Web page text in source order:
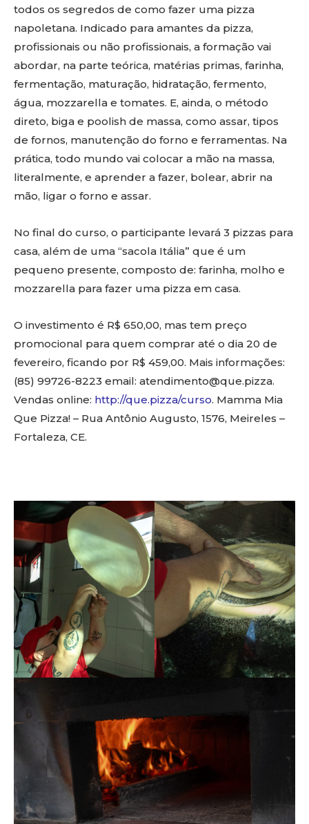
todos os segredos de como fazer uma pizza
napoletana. Indicado para amantes da pizza,
profissionais ou não profissionais, a formação vai
abordar, na parte teórica, matérias primas, farinha,
fermentação, maturação, hidratação, fermento,
água, mozzarella e tomates. E, ainda, o método
direto, biga e poolish de massa, como assar, tipos
de fornos, manutenção do forno e ferramentas. Na
prática, todo mundo vai colocar a mão na massa,
literalmente, e aprender a fazer, bolear, abrir na
mão, ligar o forno e assar.
No final do curso, o participante levará 3 pizzas para
casa, além de uma “sacola Itália” que é um
pequeno presente, composto de: farinha, molho e
mozzarella para fazer uma pizza em casa.
O investimento é R$ 650,00, mas tem preço
promocional para quem comprar até o dia 20 de
fevereiro, ficando por R$ 459,00. Mais informações:
(85) 99726-8223 email: atendimento@que.pizza.
Vendas online: http://que.pizza/curso. Mamma Mia
Que Pizza! – Rua Antônio Augusto, 1576, Meireles –
Fortaleza, CE.